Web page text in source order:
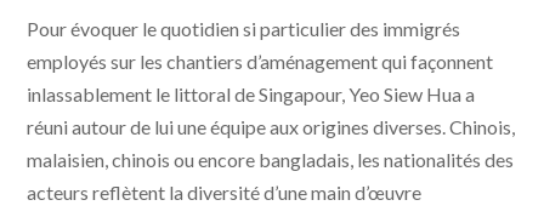
Pour évoquer le quotidien si particulier des immigrés
employés sur les chantiers d’aménagement qui façonnent
inlassablement le littoral de Singapour, Yeo Siew Hua a
réuni autour de lui une équipe aux origines diverses. Chinois,
malaisien, chinois ou encore bangladais, les nationalités des
acteurs reflètent la diversité d’une main d’œuvre